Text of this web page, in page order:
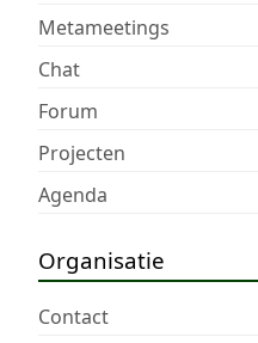
Metameetings
Chat
Forum
Projecten
Agenda
Organisatie
Contact